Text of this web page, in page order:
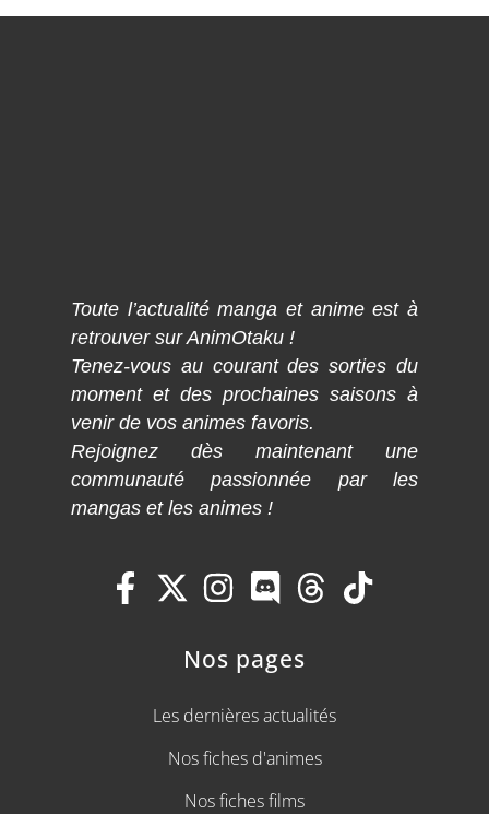
Toute l’actualité manga et anime est à
retrouver sur AnimOtaku !
Tenez-vous au courant des sorties du
moment et des prochaines saisons à
venir de vos animes favoris.
Rejoignez dès maintenant une
communauté passionnée par les
mangas et les animes !
Nos pages
Les dernières actualités
Nos fiches d'animes
Nos fiches films